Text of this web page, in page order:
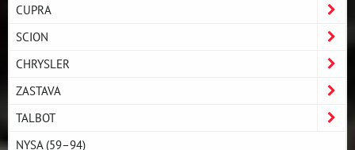
CUPRA
SCION
CHRYSLER
ZASTAVA
TALBOT
NYSA (59–94)